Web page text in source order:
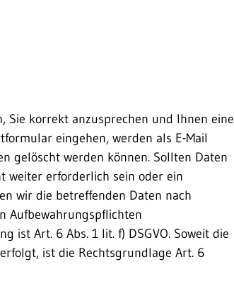
Sie korrekt anzusprechen und Ihnen eine
eingehen, werden als E-Mail
gelöscht werden können. Sollten Daten
weiter erforderlich sein oder ein
wir die betreffenden Daten nach
Aufbewahrungspflichten
ist Art. 6 Abs. 1 lit. f) DSGVO. Soweit die
ist die Rechtsgrundlage Art. 6